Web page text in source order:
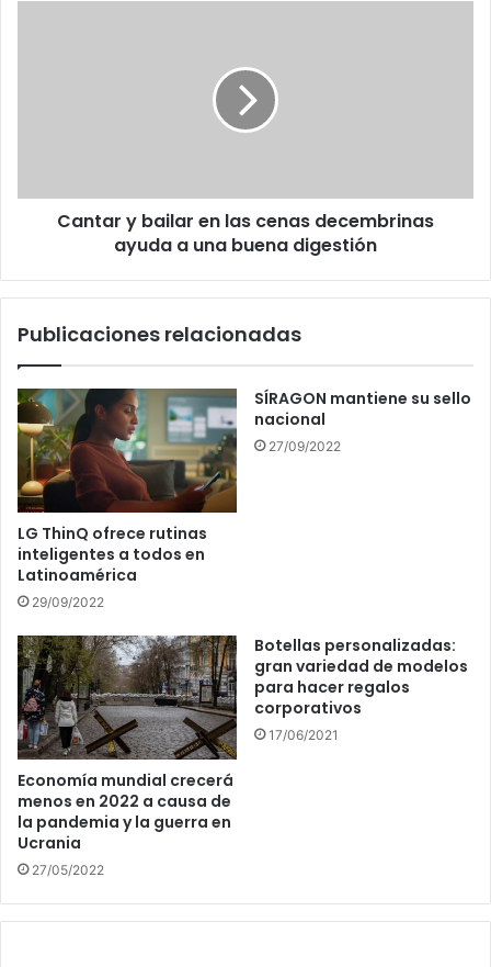
a
Cantar y bailar en las cenas decembrinas
ayuda a una buena digestión
Publicaciones relacionadas
LG ThinQ ofrece rutinas
inteligentes a todos en
Latinoamérica
29/09/2022
SÍRAGON mantiene su sello
nacional
27/09/2022
Economía mundial crecerá
menos en 2022 a causa de
la pandemia y la guerra en
Ucrania
27/05/2022
Botellas personalizadas:
gran variedad de modelos
para hacer regalos
corporativos
17/06/2021